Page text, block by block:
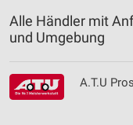
Alle Händler mit
und Umgebung
A.T.U